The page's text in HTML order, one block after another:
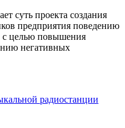
суть проекта создания
предприятия поведению
с целью повышения
негативных
радиостанции